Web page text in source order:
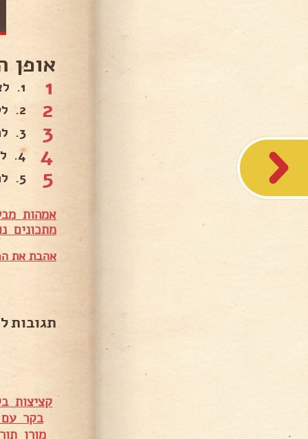
אופן
1 1. לצלות את פרוסות את צלעות הבקר עד כדי השחמה מקסימלית, ולהניח בצד..
2 2. לטגן את הבצל, עד כדי הזהבה..
3 3. להוסיף את הצלעות עם הנוזלים..
4 4. להוסיף את מקל הקינמון, השזיפים, הסילאן, היין ומלח פלפל..
5 5. להביא לרתיחה, לכסות ולבשל על אש נמוכה כשעתיים ורבע. .
אמהות
מתכונים
אהבת את
תגובות
קציצות
בקר עם
מורן